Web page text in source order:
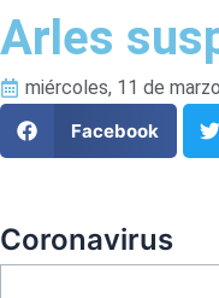
Arles
miércoles, 11 de
Facebook
Coronavirus